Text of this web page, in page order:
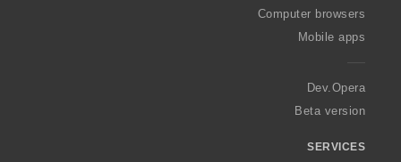
O
a
Computer browsers
Mobile apps
Dev.Opera
Beta version
SERVICES